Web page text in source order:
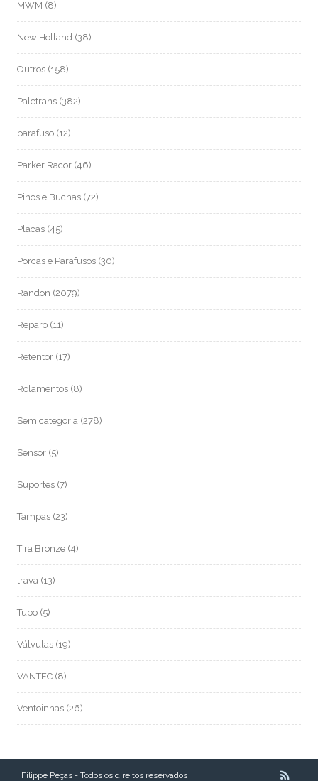
MWM (8)
New Holland (38)
Outros (158)
Paletrans (382)
parafuso (12)
Parker Racor (46)
Pinos e Buchas (72)
Placas (45)
Porcas e Parafusos (30)
Randon (2079)
Reparo (11)
Retentor (17)
Rolamentos (8)
Sem categoria (278)
Sensor (5)
Suportes (7)
Tampas (23)
Tira Bronze (4)
trava (13)
Tubo (5)
Válvulas (19)
VANTEC (8)
Ventoinhas (26)
Filippe Peças - Todos os direitos reservados